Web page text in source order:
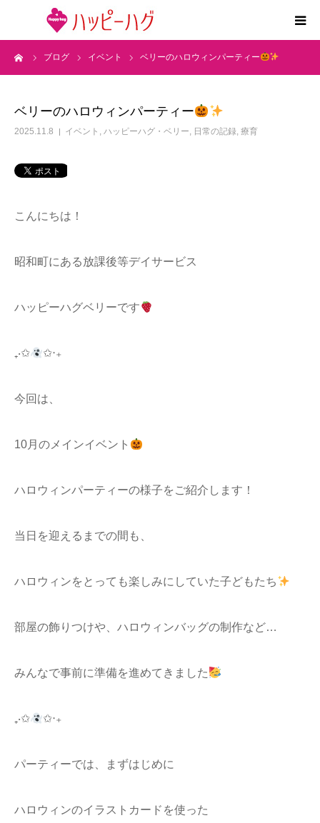
ブログ イベント ベリーのハロウィンパーティー
ベリーのハロウィンパーティー
2025.11.8 イベント , ハッピーハグ・ベリー, 日常の記録, 療育
こんにちは！
昭和町にある放課後等デイサービス
ハッピーハグベリーです
₊‧✩ ✩‧₊
今回は、
10月のメインイベント
ハロウィンパーティーの様子をご紹介します！
当日を迎えるまでの間も、
ハロウィンをとっても楽しみにしていた子どもたち
部屋の飾りつけや、ハロウィンバッグの制作など…
みんなで事前に準備を進めてきました
₊‧✩ ✩‧₊
パーティーでは、まずはじめに
ハロウィンのイラストカードを使った
2つの特徴
求人情報
運営会社